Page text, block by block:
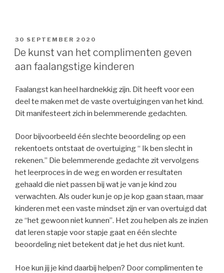
GEPLAATST
OP
30 SEPTEMBER 2020
De kunst van het complimenten geven
aan faalangstige kinderen
Faalangst kan heel hardnekkig zijn. Dit heeft voor een
deel te maken met de vaste overtuigingen van het kind.
Dit manifesteert zich in belemmerende gedachten.
Door bijvoorbeeld één slechte beoordeling op een
rekentoets ontstaat de overtuiging “ Ik ben slecht in
rekenen.” Die belemmerende gedachte zit vervolgens
het leerproces in de weg en worden er resultaten
gehaald die niet passen bij wat je van je kind zou
verwachten. Als ouder kun je op je kop gaan staan, maar
kinderen met een vaste mindset zijn er van overtuigd dat
ze “het gewoon niet kunnen”. Het zou helpen als ze inzien
dat leren stapje voor stapje gaat en één slechte
beoordeling niet betekent dat je het dus niet kunt.
Hoe kun jij je kind daarbij helpen? Door complimenten te